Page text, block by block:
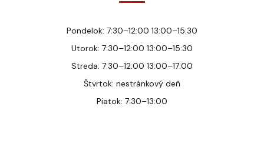
Pondelok: 7:30–12:00 13:00–15:30
Utorok: 7:30–12:00 13:00–15:30
Streda: 7:30–12:00 13:00–17:00
Štvrtok: nestránkový deň
Piatok: 7:30–13:00